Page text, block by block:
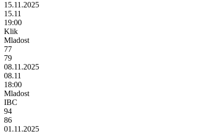
15.11.2025
15.11
19:00
Klik
Mladost
77
79
08.11.2025
08.11
18:00
Mladost
IBC
94
86
01.11.2025